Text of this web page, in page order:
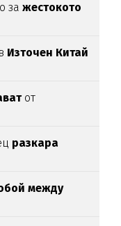
зажестокото
в Източен Китай
от
разкара
между